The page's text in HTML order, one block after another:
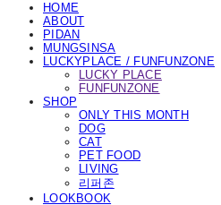
HOME
ABOUT
PIDAN
MUNGSINSA
LUCKYPLACE / FUNFUNZONE
LUCKY PLACE
FUNFUNZONE
SHOP
ONLY THIS MONTH
DOG
CAT
PET FOOD
LIVING
리퍼존
LOOKBOOK